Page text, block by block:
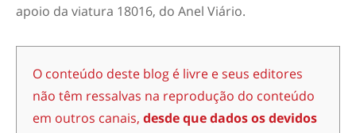
apoio da viatura 18016, do Anel Viário.
O conteúdo deste blog é livre e seus editores
não têm ressalvas na reprodução do conteúdo
em outros canais, desde que dados os devidos